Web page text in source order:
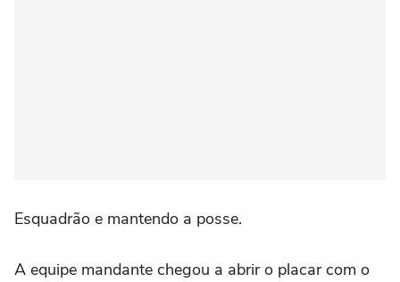
Esquadrão e mantendo a posse.
A equipe mandante chegou a abrir o placar com o